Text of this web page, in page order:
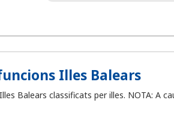
Illes Balears
Balears classificats per illes. NOTA: A